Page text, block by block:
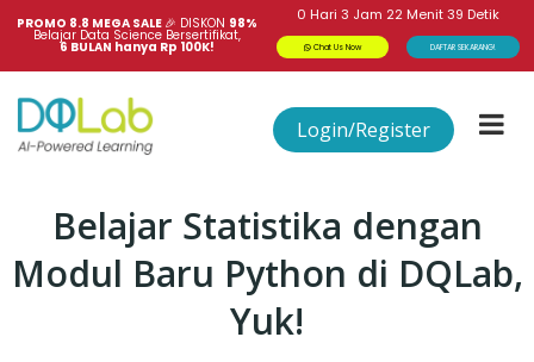
PROMO 8.8 MEGA SALE 🎉 DISKON 98%
Belajar Data Science Bersertifikat,
6 BULAN hanya Rp 100K!
0 Hari 3 Jam 22Menit39 Detik
Chat Us Now DAFTAR SEKARANG!
Login/Register
Belajar Statistika dengan
Modul Baru Python di DQLab,
Yuk!